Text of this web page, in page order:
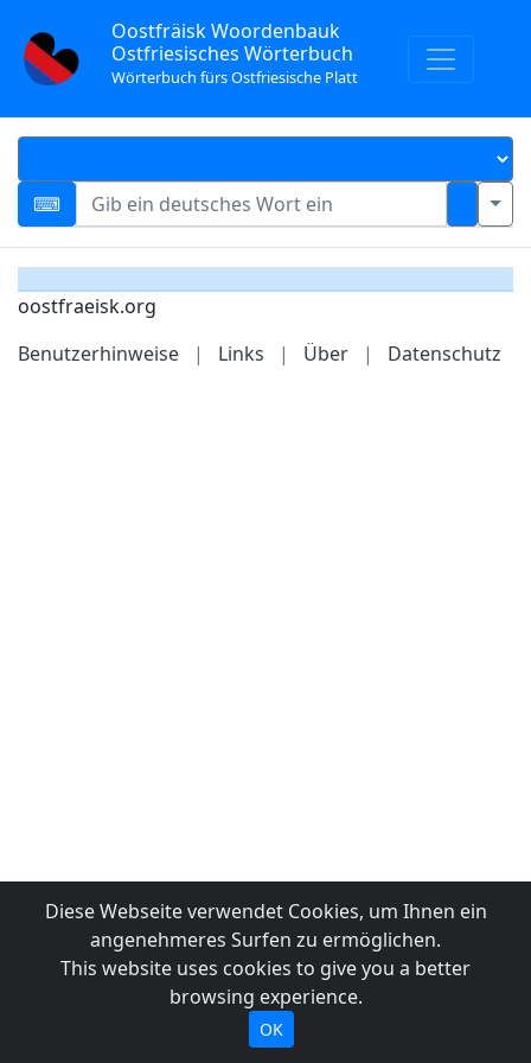
Oostfräisk Woordenbauk
Ostfriesisches Wörterbuch
Wörterbuch fürs Ostfriesische Platt
oostfraeisk.org
Benutzerhinweise
| Links | Über | Datenschutz
Diese Webseite verwendet Cookies, um Ihnen ein
angenehmeres Surfen zu ermöglichen.
This website uses cookies to give you a better
browsing experience.
OK